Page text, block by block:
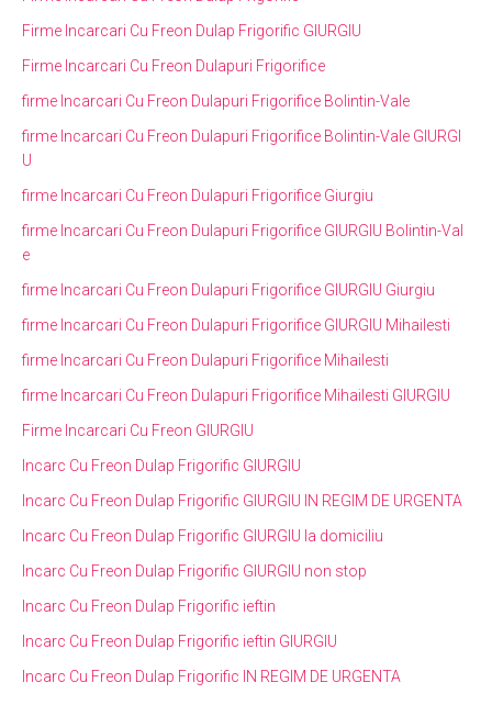
Firme Incarcari Cu Freon Dulap Frigorific GIURGIU
Firme Incarcari Cu Freon Dulapuri Frigorifice
firme Incarcari Cu Freon Dulapuri Frigorifice Bolintin-Vale
firme Incarcari Cu Freon Dulapuri Frigorifice Bolintin-Vale GIURGI
U
firme Incarcari Cu Freon Dulapuri Frigorifice Giurgiu
firme Incarcari Cu Freon Dulapuri Frigorifice GIURGIU Bolintin-Val
e
firme Incarcari Cu Freon Dulapuri Frigorifice GIURGIU Giurgiu
firme Incarcari Cu Freon Dulapuri Frigorifice GIURGIU Mihailesti
firme Incarcari Cu Freon Dulapuri Frigorifice Mihailesti
firme Incarcari Cu Freon Dulapuri Frigorifice Mihailesti GIURGIU
Firme Incarcari Cu Freon GIURGIU
Incarc Cu Freon Dulap Frigorific GIURGIU
Incarc Cu Freon Dulap Frigorific GIURGIU IN REGIM DE URGENTA
Incarc Cu Freon Dulap Frigorific GIURGIU la domiciliu
Incarc Cu Freon Dulap Frigorific GIURGIU non stop
Incarc Cu Freon Dulap Frigorific ieftin
Incarc Cu Freon Dulap Frigorific ieftin GIURGIU
Incarc Cu Freon Dulap Frigorific IN REGIM DE URGENTA